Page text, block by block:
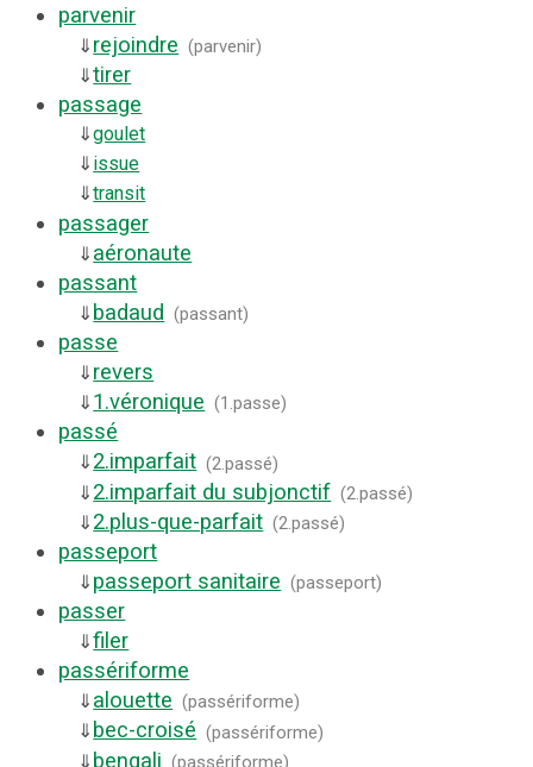
parvenir
⇓ rejoindre (parvenir)
⇓tirer
passage
⇓goulet
⇓ issue
⇓transit
passager
⇓ aéronaute
passant
⇓ badaud (passant)
passe
⇓ revers
⇓ 1.véronique (1.passe)
passé
⇓ 2.imparfait (2.passé)
⇓ 2.imparfait du subjonctif (2.passé)
⇓ 2.plus-que-parfait (2.passé)
passeport
⇓ passeport sanitaire (passeport)
passer
⇓filer
passériforme
⇓ alouette (passériforme)
⇓ bec-croisé (passériforme)
⇓ bengali (passériforme)